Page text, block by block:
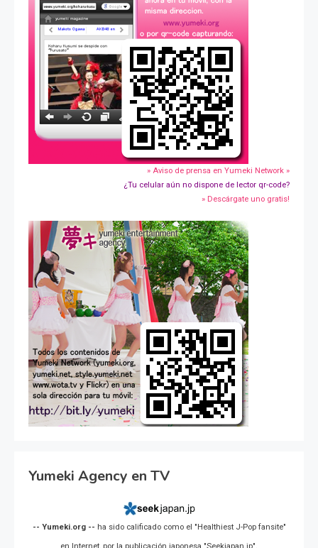
» Aviso de prensa en Yumeki Network »
¿Tu celular aún no dispone de lector qr-code?
» Descárgate uno gratis!
Yumeki Agency en TV
-- Yumeki.org -- ha sido calificado como el "Healthiest J-Pop fansite"